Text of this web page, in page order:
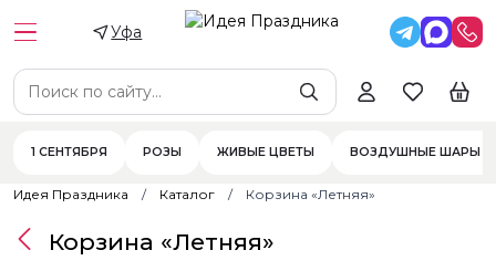
Уфа
1 СЕНТЯБРЯ РОЗЫ ЖИВЫЕ ЦВЕТЫ ВОЗДУШНЫЕ ШАРЫ
Идея Праздника Каталог Корзина «Летняя»
Корзина «Летняя»